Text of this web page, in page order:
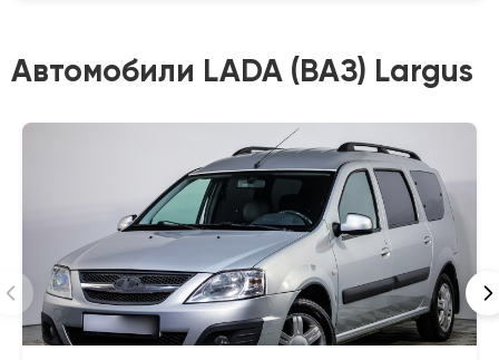
Автомобили LADA (ВАЗ) Largus